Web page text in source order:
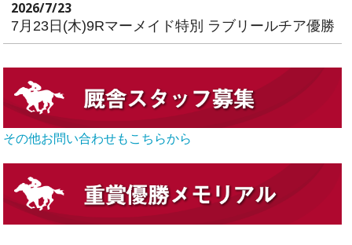
2026/7/23
7月23日(木)9Rマーメイド特別 ラブリールチア優勝
その他お問い合わせもこちらから